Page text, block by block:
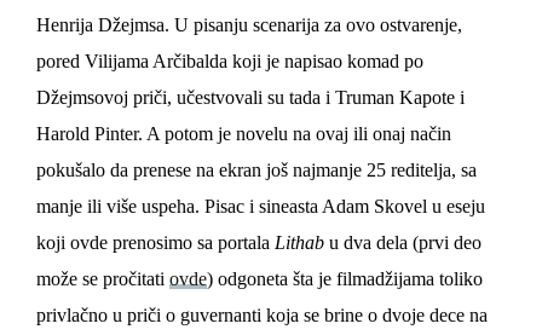
Henrija Džejmsa. U pisanju scenarija za ovo ostvarenje,
pored Vilijama Arčibalda koji je napisao komad po
Džejmsovoj priči, učestvovali su tada i Truman Kapote i
Harold Pinter. A potom je novelu na ovaj ili onaj način
pokušalo da prenese na ekran još najmanje 25 reditelja, sa
manje ili više uspeha. Pisac i sineasta Adam Skovel u eseju
koji ovde prenosimo sa portala Lithab u dva dela (prvi deo
može se pročitati ovde) odgoneta šta je filmadžijama toliko
privlačno u priči o guvernanti koja se brine o dvoje dece na